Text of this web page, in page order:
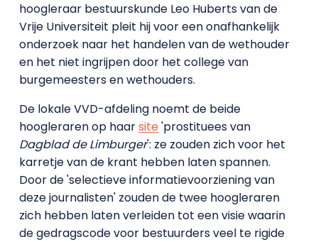
hoogleraar bestuurskunde Leo Huberts van de
Vrije Universiteit pleit hij voor een onafhankelijk
onderzoek naar het handelen van de wethouder
en het niet ingrijpen door het college van
burgemeesters en wethouders.
De lokale VVD-afdeling noemt de beide
hoogleraren op haarsite'prostituees van
Dagblad de Limburger': ze zouden zich voor het
karretje van de krant hebben laten spannen.
Door de 'selectieve informatievoorziening van
deze journalisten' zouden de twee hoogleraren
zich hebben laten verleiden tot een visie waarin
de gedragscode voor bestuurders veel te rigide